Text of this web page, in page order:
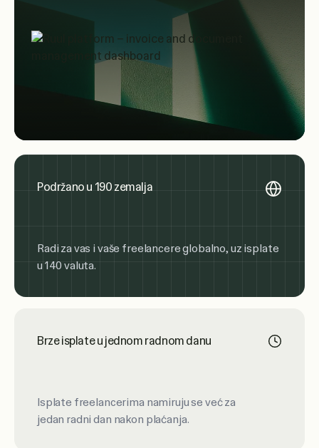
Podržano u 190 zemalja
Radi za vas i vaše freelancere globalno, uz isplate
u 140 valuta.
Brze isplate u jednom radnom danu
Isplate freelancerima namiruju se već za
jedan radni dan nakon plaćanja.